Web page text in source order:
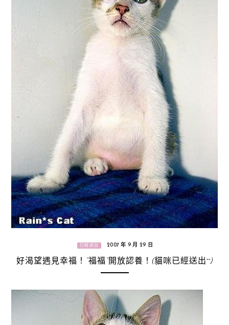
已經送出 2007 年 9 月 29 日
好渴望遇見幸福！“福福”開放認養！(貓咪已經送出^^)